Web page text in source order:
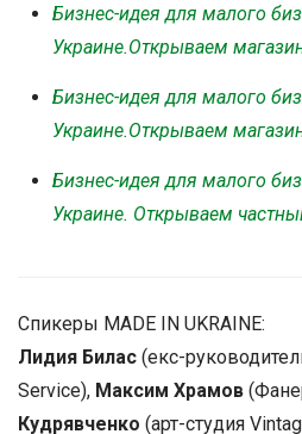
Бизнес-идея для малого
Украине.Открываем
Бизнес-идея для малого
Украине.Открываем
Бизнес-идея для малого
Украине. Открываем
Спикеры MADE IN UKRAINE:
Лидия Билас (екс-
Service), Максим Храмов
Кудрявченко (арт-студия